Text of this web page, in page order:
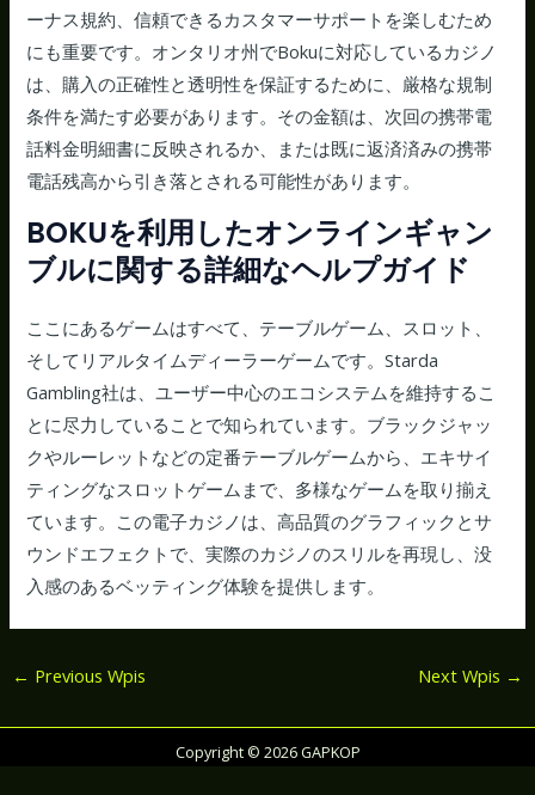
ーナス規約、信頼できるカスタマーサポートを楽しむため
にも重要です。オンタリオ州でBokuに対応しているカジノ
は、購入の正確性と透明性を保証するために、厳格な規制
条件を満たす必要があります。その金額は、次回の携帯電
話料金明細書に反映されるか、または既に返済済みの携帯
電話残高から引き落とされる可能性があります。
BOKUを利用したオンラインギャン
ブルに関する詳細なヘルプガイド
ここにあるゲームはすべて、テーブルゲーム、スロット、
そしてリアルタイムディーラーゲームです。Starda
Gambling社は、ユーザー中心のエコシステムを維持するこ
とに尽力していることで知られています。ブラックジャッ
クやルーレットなどの定番テーブルゲームから、エキサイ
ティングなスロットゲームまで、多様なゲームを取り揃え
ています。この電子カジノは、高品質のグラフィックとサ
ウンドエフェクトで、実際のカジノのスリルを再現し、没
入感のあるベッティング体験を提供します。
← Previous Wpis Next Wpis →
Copyright © 2026 GAPKOP